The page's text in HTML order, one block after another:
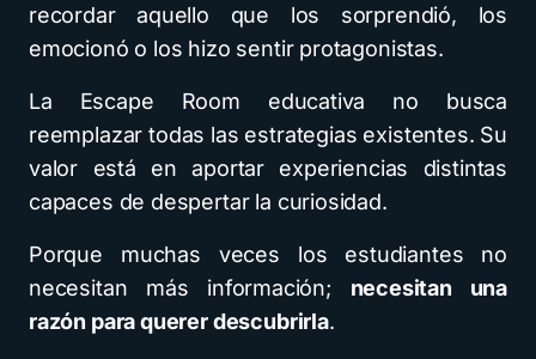
recordar aquello que los sorprendió, los
emocionó o los hizo sentir protagonistas.
La Escape Room educativa no busca
reemplazar todas las estrategias existentes. Su
valor está en aportar experiencias distintas
capaces de despertar la curiosidad.
Porque muchas veces los estudiantes no
necesitan más información; necesitan una
razón para querer descubrirla.